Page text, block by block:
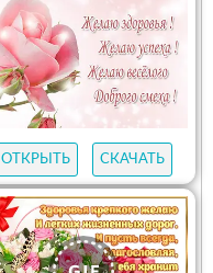
ОТКРЫТЬ СКАЧАТЬ